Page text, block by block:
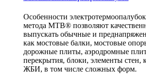
Особенности
метода МТВ® позволяют
выпускать обычные и
как мостовые балки, мостовые
дорожные плиты, аэродромные
перекрытия, блоки, элементы стен,
ЖБИ, в том числе сложных форм.